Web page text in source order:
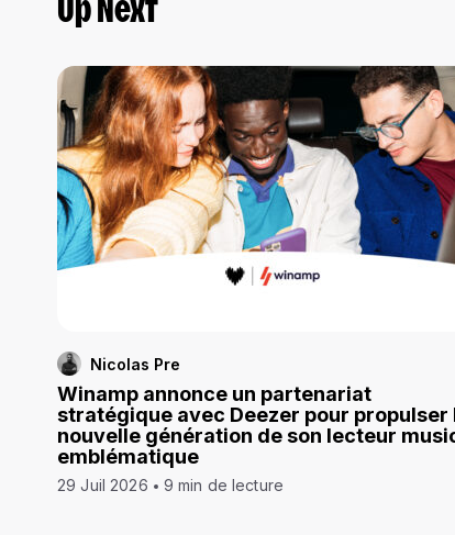
Up Next
Nicolas Pre
Winamp annonce un partenariat
stratégique avec Deezer pour propulser
nouvelle génération de son lecteur
emblématique
29 Juil 2026 9 min de lecture